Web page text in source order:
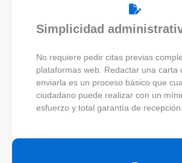
Simplicidad
No requiere pedir citas previas
plataformas web. Redactar una carta
enviarla es un proceso básico que
ciudadano puede realizar con un
esfuerzo y total garantía de recepción.